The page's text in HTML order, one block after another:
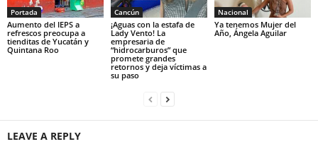
Portada
Aumento del IEPS a
refrescos preocupa a
tienditas de Yucatán y
Quintana Roo
Cancún
¡Aguas con la estafa de
Lady Vento! La
empresaria de
“hidrocarburos” que
promete grandes
retornos y deja víctimas a
su paso
Nacional
Ya tenemos Mujer del
Año, Ángela Aguilar
LEAVE A REPLY